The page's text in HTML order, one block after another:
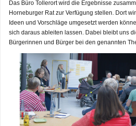
Das Büro Tollerort wird die Ergebnisse
Horneburger Rat zur Verfügung stellen. Dort
Ideen und Vorschläge umgesetzt werden
sich daraus ableiten lassen. Dabei bleibt uns
Bürgerinnen und Bürger bei den genannten